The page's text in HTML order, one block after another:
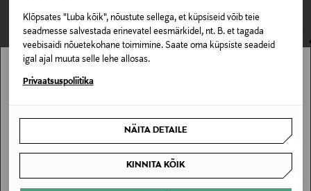
Klõpsates "Luba kõik", nõustute sellega, et küpsiseid võib teie
seadmesse salvestada erinevatel eesmärkidel, nt. B. et tagada
veebisaidi nõuetekohane toimimine. Saate oma küpsiste seadeid
igal ajal muuta selle lehe allosas.
Privaatsuspoliitika
NÄITA DETAILE
KINNITA KÕIK
Hooldusjuhendid
Soovitatav käsipesu
GREEN,WHITE,ORANGE
Tootjamaa
SAKSAMAA
Stockmann pole Sinu riigis saadaval.
SAAN ARU